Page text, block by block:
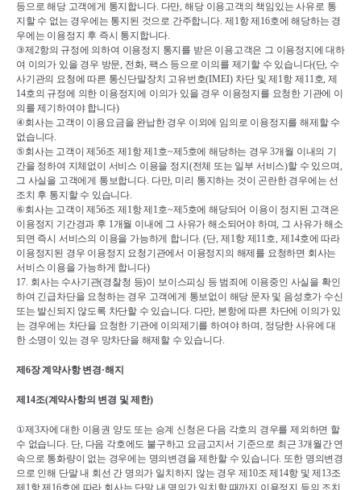
등으로 해당 고객에게 통지합니다. 다만, 해당 이용고객의 책임있는 사유로 통
지할 수 없는 경우에는 통지된 것으로 간주합니다. 제 1항 제 16호에 해당하는 경
우에는 이용정지 후 즉시 통지합니다.
③제 2항의 규정에 의하여 이용정지 통지를 받은 이용고객은 그 이용정지에 대하
여 이의가 있을 경우 방문, 전화, 팩스 등으로 이의를 제기할 수 있습니다(단, 수
사기관의 요청에 따른 통신단말장치 고유번호(IMEI) 차단 및 제 1항 제 11호, 제
14호의 규정에 의한 이용정지에 이의가 있을 경우 이용정지를 요청한 기관에 이
의를 제기하여야 합니다)
④회사는 고객이 이용요금을 완납한 경우 이외에 임의로 이용정지를 해제할 수
없습니다.
⑤회사는 고객이 제56조 제 1항 제 1호~제 5호에 해당하는 경우 3개월 이내의 기
간을 정하여 지체없이 서비스 이용을 정지 (전체 또는 일부 서비스)할 수 있으며
그 사실을 고객에게 통보합니다. 다만, 미리 통지하는 것이 곤란한 경우에는 선
조치 후 통지할 수 있습니다.
⑥회사는 고객이 제56조 제 1항 제 1호~제 5호에 해당되어 이용이 정지된 고객은
이용정지 기간경과 후 1개월 이내에 그 사유가 해소되어야 하며, 그 사유가 해소
되면 즉시 서비스의 이용을 가능하게 합니다. (단, 제 1항 제 11호, 제 14호에 따라
이용정지된 경우 이용정지 요청기관에서 이용정지의 해제를 요청하면 회사는
서비스 이용을 가능하게 합니다)
17. 회사는 수사기관(경찰청 등)이 보이스피싱 등 범죄에 이용중인 사실을 확인
하여 긴급차단을 요청하는 경우 고객에게 통보없이 해당 문자 및 음성호가 수신
또는 발신되지 않도록 차단할 수 있습니다. 다만, 본항에 따른 차단에 이의가 있
는 경우에는 차단을 요청한 기관에 이의제기를 하여야 하며, 정당한 사유에 대
한 소명이 있는 경우 망차단을 해제할 수 있습니다.
제 6장 계약사항 변경·해지
제 14조(계약사항의 변경 및 제한)
①제 3자에 대한 이용권 양도 또는 승계 신청은 다음 각호의 경우를 제외하면 할
수 없습니다. 단, 다음 각호에도 불구하고 요금고지서 기준으로 최근 3개월간 연
속으로 통화량이 없는 경우에는 명의변경을 제한할 수 있습니다. 또한 명의변경
으로 인해 단말 내 회선 간 명의가 일치하지 않는 경우 제 10조 제 14항 및 제 13조
제 1 항 제 16호에 따라 회사는 단말 내 명의가 일치할 때까지 이용정지 등의 조치